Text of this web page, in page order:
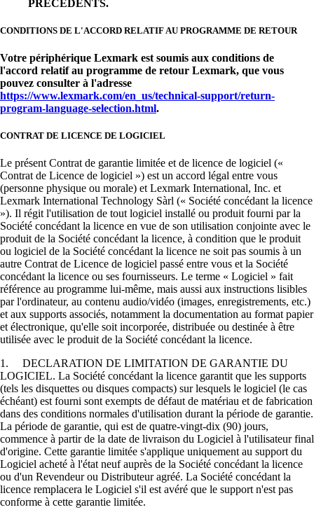
PRÉCÉDENTS.
CONDITIONS DE L'ACCORD RELATIF AU PROGRAMME DE RETOUR
Votre périphérique Lexmark est soumis aux conditions de
l'accord relatif au programme de retour Lexmark, que vous
pouvez consulter à l'adresse
https://www.lexmark.com/en_us/technical-support/return-
program-language-selection.html.
CONTRAT DE LICENCE DE LOGICIEL
Le présent Contrat de garantie limitée et de licence de logiciel («
Contrat de Licence de logiciel ») est un accord légal entre vous
(personne physique ou morale) et Lexmark International, Inc. et
Lexmark International Technology Sàrl (« Société concédant la licence
»). Il régit l'utilisation de tout logiciel installé ou produit fourni par la
Société concédant la licence en vue de son utilisation conjointe avec le
produit de la Société concédant la licence, à condition que le produit
ou logiciel de la Société concédant la licence ne soit pas soumis à un
autre Contrat de Licence de logiciel passé entre vous et la Société
concédant la licence ou ses fournisseurs. Le terme « Logiciel » fait
référence au programme lui-même, mais aussi aux instructions lisibles
par l'ordinateur, au contenu audio/vidéo (images, enregistrements, etc.)
et aux supports associés, notamment la documentation au format papier
et électronique, qu'elle soit incorporée, distribuée ou destinée à être
utilisée avec le produit de la Société concédant la licence.
1. DECLARATION DE LIMITATION DE GARANTIE DU
LOGICIEL. La Société concédant la licence garantit que les supports
(tels les disquettes ou disques compacts) sur lesquels le logiciel (le cas
échéant) est fourni sont exempts de défaut de matériau et de fabrication
dans des conditions normales d'utilisation durant la période de garantie.
La période de garantie, qui est de quatre-vingt-dix (90) jours,
commence à partir de la date de livraison du Logiciel à l'utilisateur final
d'origine. Cette garantie limitée s'applique uniquement au support du
Logiciel acheté à l'état neuf auprès de la Société concédant la licence
ou d'un Revendeur ou Distributeur agréé. La Société concédant la
licence remplacera le Logiciel s'il est avéré que le support n'est pas
conforme à cette garantie limitée.